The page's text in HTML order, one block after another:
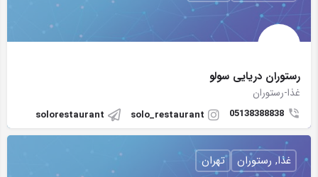
رستوران دریایی سولو
غذا-رستوران
05138388838
solo_restaurant
solorestaurant
غذا, رستوران تهران